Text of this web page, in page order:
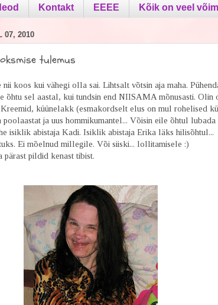
Kontakt EEEE Kõik on veel
07, 2010
tulemus
koos kui vähegi olla sai. Lihtsalt võtsin aja maha.
õhtu sel aastal, kui tundsin end NIISAMA mõnusasti. Olin
küünelakk (esmakordselt elus on mul rohelised
poolaastat ja uus hommikumantel... Võisin eile õhtul lubada
isiklik abistaja Kadi. Isiklik abistaja Erika läks hilisõhtul...
Ei mõelnud millegile. Või siiski... lollitamisele :)
pärast pildid kenast tibist.